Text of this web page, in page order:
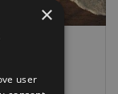
×
user